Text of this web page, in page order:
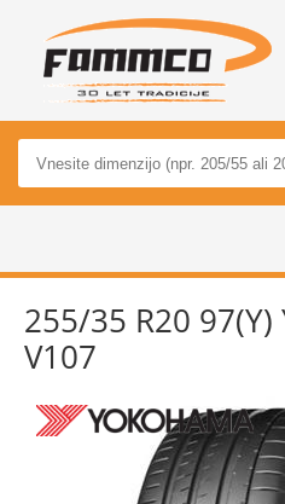
255/35 R20 97(Y)
V107